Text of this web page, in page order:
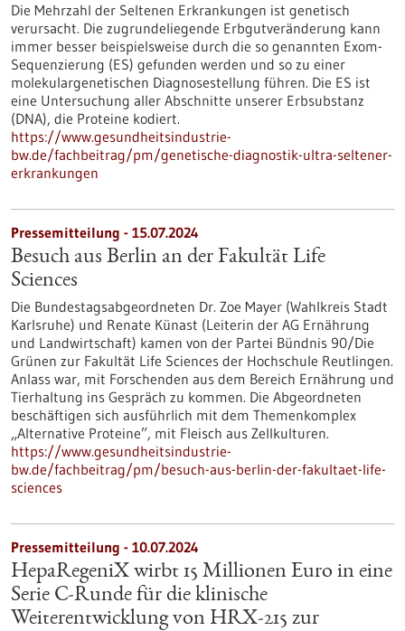
Die Mehrzahl der Seltenen Erkrankungen ist genetisch
verursacht. Die zugrundeliegende Erbgutveränderung kann
immer besser beispielsweise durch die so genannten Exom-
Sequenzierung (ES) gefunden werden und so zu einer
molekulargenetischen Diagnosestellung führen. Die ES ist
eine Untersuchung aller Abschnitte unserer Erbsubstanz
(DNA), die Proteine kodiert.
https://www.gesundheitsindustrie-
bw.de/fachbeitrag/pm/genetische-diagnostik-ultra-seltener-
erkrankungen
Pressemitteilung - 15.07.2024
Besuch aus Berlin an der Fakultät Life
Sciences
Die Bundestagsabgeordneten Dr. Zoe Mayer (Wahlkreis Stadt
Karlsruhe) und Renate Künast (Leiterin der AG Ernährung
und Landwirtschaft) kamen von der Partei Bündnis 90/Die
Grünen zur Fakultät Life Sciences der Hochschule Reutlingen.
Anlass war, mit Forschenden aus dem Bereich Ernährung und
Tierhaltung ins Gespräch zu kommen. Die Abgeordneten
beschäftigen sich ausführlich mit dem Themenkomplex
„Alternative Proteine”, mit Fleisch aus Zellkulturen.
https://www.gesundheitsindustrie-
bw.de/fachbeitrag/pm/besuch-aus-berlin-der-fakultaet-life-
sciences
Pressemitteilung - 10.07.2024
HepaRegeniX wirbt 15 Millionen Euro in eine
Serie C-Runde für die klinische
Weiterentwicklung von HRX-215 zur